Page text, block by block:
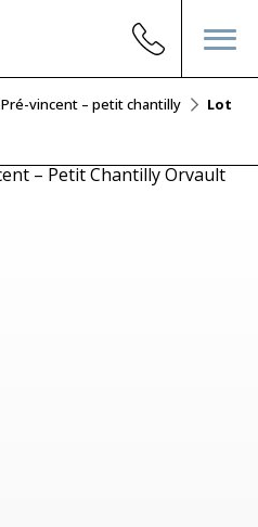
Pré-vincent – petit chantilly Lot